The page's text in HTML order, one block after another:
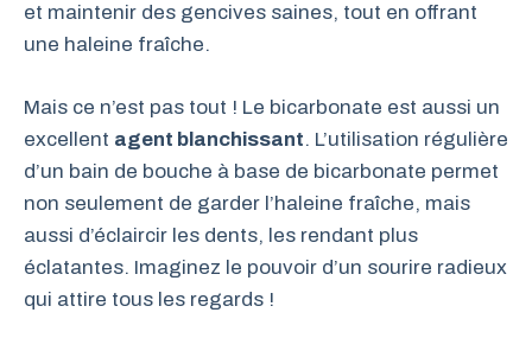
et maintenir des gencives saines, tout en offrant
une haleine fraîche.
Mais ce n’est pas tout ! Le bicarbonate est aussi un
excellent agent blanchissant. L’utilisation régulière
d’un bain de bouche à base de bicarbonate permet
non seulement de garder l’haleine fraîche, mais
aussi d’éclaircir les dents, les rendant plus
éclatantes. Imaginez le pouvoir d’un sourire radieux
qui attire tous les regards !